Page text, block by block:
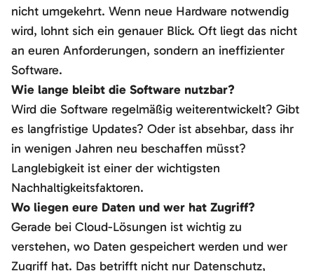
nicht umgekehrt. Wenn neue Hardware notwendig
wird, lohnt sich ein genauer Blick. Oft liegt das nicht
an euren Anforderungen, sondern an ineffizienter
Software.
Wie lange bleibt die Software nutzbar?
Wird die Software regelmäßig weiterentwickelt? Gibt
es langfristige Updates? Oder ist absehbar, dass ihr
in wenigen Jahren neu beschaffen müsst?
Langlebigkeit ist einer der wichtigsten
Nachhaltigkeitsfaktoren.
Wo liegen eure Daten und wer hat Zugriff?
Gerade bei Cloud-Lösungen ist wichtig zu
verstehen, wo Daten gespeichert werden und wer
Zugriff hat. Das betrifft nicht nur Datenschutz,